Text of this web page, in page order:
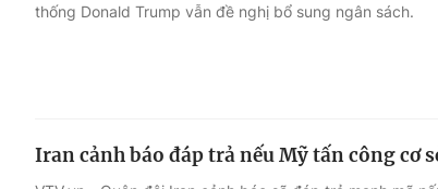
thống Donald Trump vẫn đề nghị bổ sung ngân sách.
Iran cảnh báo đáp trả nếu Mỹ tấn công cơ